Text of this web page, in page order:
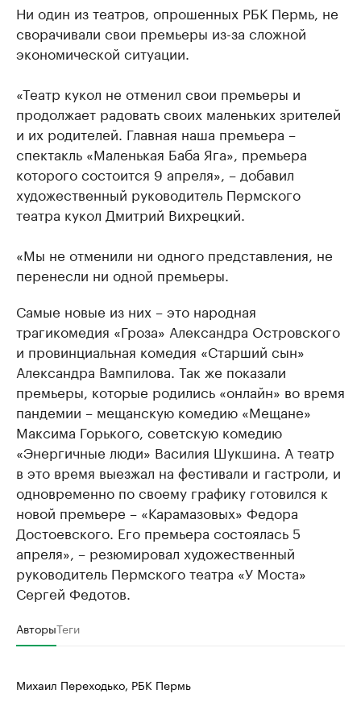
Ни один из театров, опрошенных РБК Пермь, не
сворачивали свои премьеры из-за сложной
экономической ситуации.
«Театр кукол не отменил свои премьеры и
продолжает радовать своих маленьких зрителей
и их родителей. Главная наша премьера –
спектакль «Маленькая Баба Яга», премьера
которого состоится 9 апреля», – добавил
художественный руководитель Пермского
театра кукол Дмитрий Вихрецкий.
«Мы не отменили ни одного представления, не
перенесли ни одной премьеры.
Самые новые из них – это народная
трагикомедия «Гроза» Александра Островского
и провинциальная комедия «Старший сын»
Александра Вампилова. Так же показали
премьеры, которые родились «онлайн» во время
пандемии – мещанскую комедию «Мещане»
Максима Горького, советскую комедию
«Энергичные люди» Василия Шукшина. А театр
в это время выезжал на фестивали и гастроли, и
одновременно по своему графику готовился к
новой премьере – «Карамазовых» Федора
Достоевского. Его премьера состоялась 5
апреля», – резюмировал художественный
руководитель Пермского театра «У Моста»
Сергей Федотов.
АвторыТеги
Михаил Переходько, РБК Пермь